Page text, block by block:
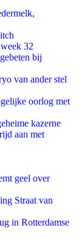
32
bij
van ander stel
oorlog met
kazerne
aan met
geel over
Straat van
in Rotterdamse